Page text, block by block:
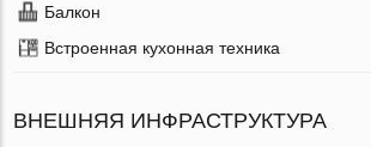
Балкон
Встроенная кухонная техника
ВНЕШНЯЯ ИНФРАСТРУКТУРА